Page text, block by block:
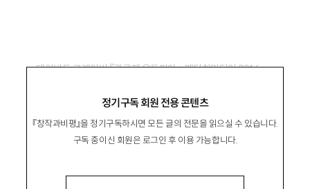
정기구독 회원 전용 콘텐츠
『창작과비평』을 정기구독하시면 모든 글의 전문을 읽으실 수 있습니다.
구독 중이신 회원은 로그인 후 이용 가능합니다.
데이비드 그레이버 『관료제 유토피아』, 메디치미디어 2016 ‧
‘유토피아’에서 탈출하기 위한 낮은 이